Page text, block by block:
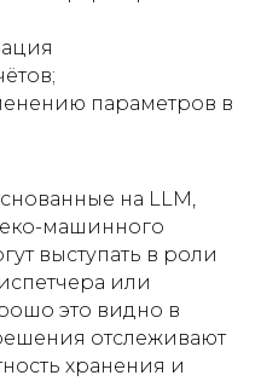
параметров в
на LLM,
машинного
выступать в роли
или
это видно в
отслеживают
хранения и